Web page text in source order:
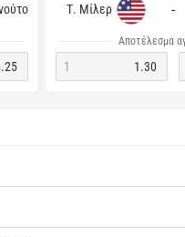
Τ. Μίλερ -
Αποτέλεσμα
1 1.30